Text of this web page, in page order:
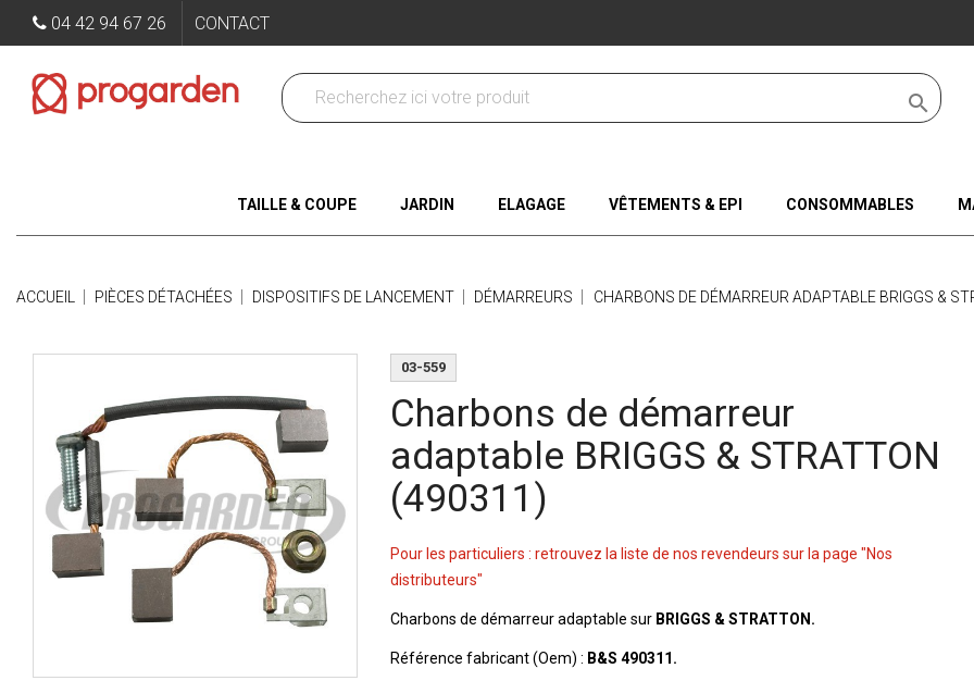
04 42 94 67 26 CONTACT

TAILLE & COUPE JARDIN ELAGAGE VÊTEMENTS & EPI CONSOMMABLES
ACCUEIL PIÈCES DÉTACHÉES DISPOSITIFS DE LANCEMENT DÉMARREURS CHARBONS DE DÉMARREUR ADAPTABLE BRIGGS &
03-559
Charbons de démarreur
adaptable BRIGGS & STRATTON
(490311)
Pour les particuliers : retrouvez la liste de nos revendeurs sur la page "Nos
distributeurs"
Charbons de démarreur adaptable sur BRIGGS & STRATTON.
Référence fabricant (Oem) : B&S 490311.